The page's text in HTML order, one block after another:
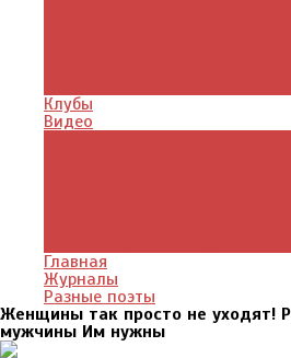
Клубы
Видео
Главная
Журналы
Разные поэты
Женщины так просто не уходят!
мужчины Им нужны